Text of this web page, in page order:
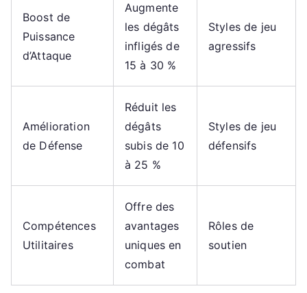
Boost de
Puissance
d’Attaque
Augmente
les dégâts
infligés de
15 à 30 %
Styles de jeu
agressifs
Amélioration
de Défense
Réduit les
dégâts
subis de 10
à 25 %
Styles de jeu
défensifs
Compétences
Utilitaires
Offre des
avantages
uniques en
combat
Rôles de
soutien